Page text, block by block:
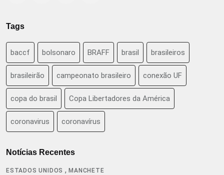
Tags
baccf bolsonaro BRAFF brasil brasileiros
brasileirão campeonato brasileiro conexão UF
copa do brasil Copa Libertadores da América
coronavirus coronavírus
Notícias Recentes
ESTADOS UNIDOS ,MANCHETE